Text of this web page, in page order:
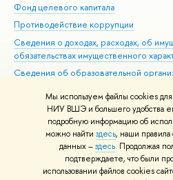
Мы используем файлы cookies для
НИУ ВШЭ и большего удобства
подробную информацию об
можно найти здесь, наши правила
данных –здесь. Продолжая
подтверждаете, что были
использовании файлов cookies
Фонд целевого капитала
Противодействие коррупции
Сведения о доходах, расходах, об
обязательствах имущественного
Сведения об образовательной
Людям с ограниченными
Единая платежная страница
Работа в Вышке
© НИУ ВШЭ 1993–2026 Адреса и